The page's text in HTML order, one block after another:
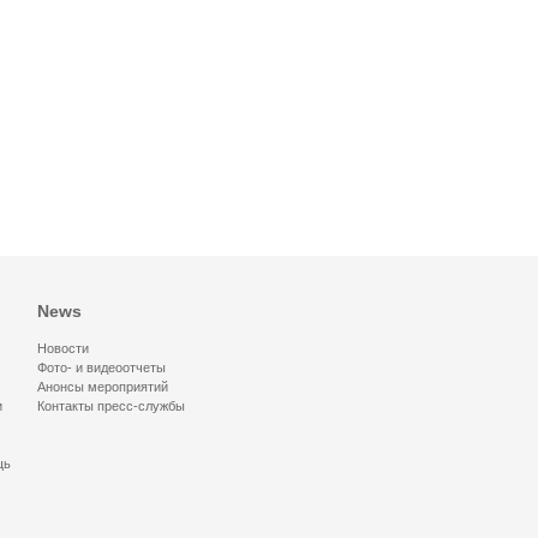
News
Новости
Фото- и видеоотчеты
Анонсы мероприятий
Контакты пресс-службы